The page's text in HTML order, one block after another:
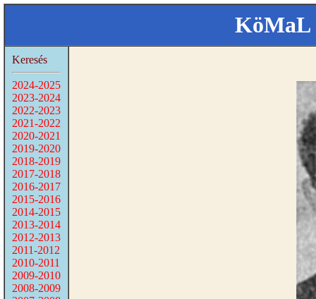
KöMaL
Keresés
2024-2025
2023-2024
2022-2023
2021-2022
2020-2021
2019-2020
2018-2019
2017-2018
2016-2017
2015-2016
2014-2015
2013-2014
2012-2013
2011-2012
2010-2011
2009-2010
2008-2009